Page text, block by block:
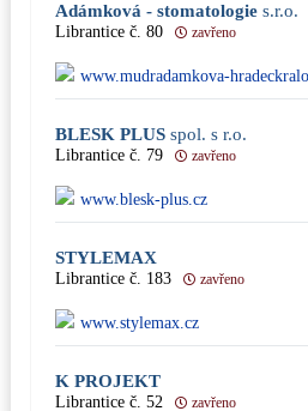
Adámková - stomatologie s.r.o.
Librantice č. 80 zavřeno
www.mudradamkova-
BLESK PLUS spol. s r.o.
Librantice č. 79 zavřeno
www.blesk-plus.cz
STYLEMAX
Librantice č. 183 zavřeno
www.stylemax.cz
K PROJEKT
Librantice č. 52 zavřeno